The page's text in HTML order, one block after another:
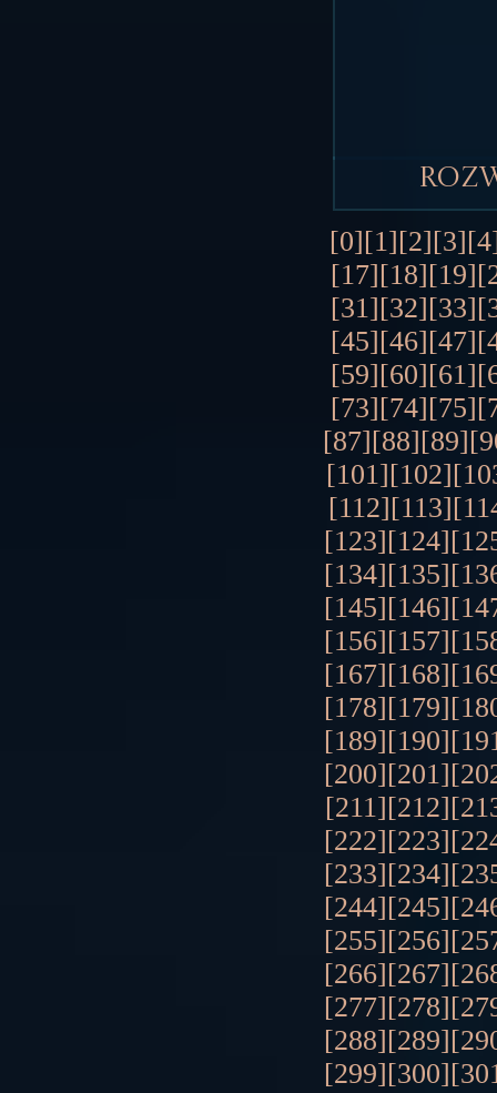
[0][1][2][3]
[17][18][19]
[31][32][33]
[45][46][47]
[59][60][61]
[73][74][75]
[87][88][89]
[101][102]
[112][113]
[123][124]
[134][135]
[145][146]
[156][157]
[167][168]
[178][179]
[189][190]
[200][201]
[211][212]
[222][223]
[233][234]
[244][245]
[255][256]
[266][267]
[277][278]
[288][289]
[299][300]